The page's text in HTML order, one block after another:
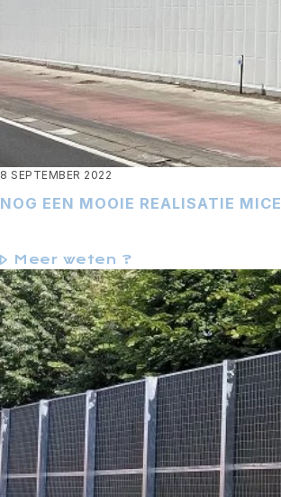
8 SEPTEMBER 2022
NOG EEN MOOIE REALISATIE
Meer weten ?